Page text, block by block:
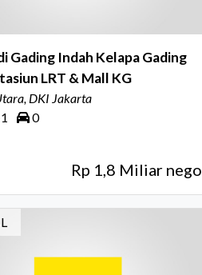
Gading Indah Kelapa Gading
LRT & Mall KG
DKI Jakarta
1 0
Rp 1,8 Miliar nego